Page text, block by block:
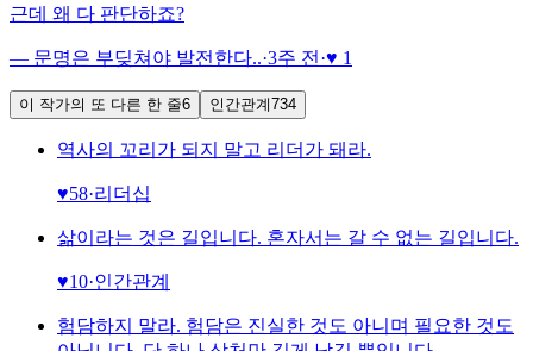
근데 왜 다 판단하죠?
— 문명은 부딪쳐야 발전한다..·3주 전·♥ 1
이 작가의 또 다른 한 줄6 인간관계734
역사의 꼬리가 되지 말고 리더가 돼라.
♥58·리더십
삶이라는 것은 길입니다. 혼자서는 갈 수 없는 길입니다.
♥10·인간관계
험담하지 말라. 험담은 진실한 것도 아니며 필요한 것도